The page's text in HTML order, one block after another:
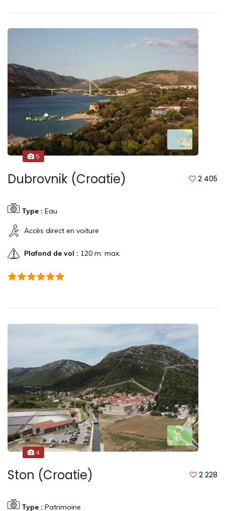
5
Dubrovnik (Croatie) 2 405
Type : Eau
Accès direct en voiture
Plafond de vol : 120 m. max.
4
Ston (Croatie) 2 228
Type : Patrimoine